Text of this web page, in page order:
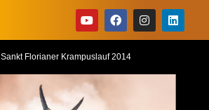
Sankt Florianer Krampuslauf 2014